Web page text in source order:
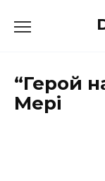
до
“Герой
Мері